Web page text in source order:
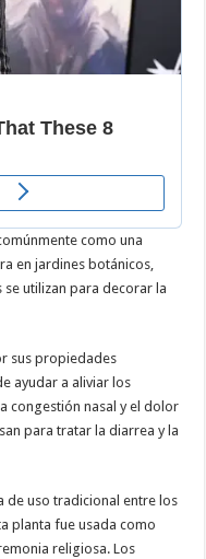
como una
en jardines botánicos,
se utilizan para decorar la
sus propiedades
ayudar a aliviar los
congestión nasal y el dolor
para tratar la diarrea y la
de uso tradicional entre los
planta fue usada como
religiosa. Los